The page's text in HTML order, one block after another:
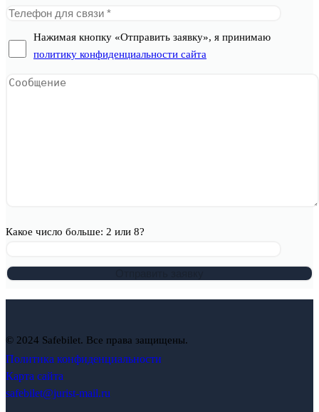
Нажимая кнопку «Отправить заявку», я принимаю
политику конфиденциальности сайта
Какое число больше: 2 или 8?
© 2024 Safebilet. Все права защищены.
Политика конфиденциальности
Карта сайта
safebilet@jurist-mail.ru